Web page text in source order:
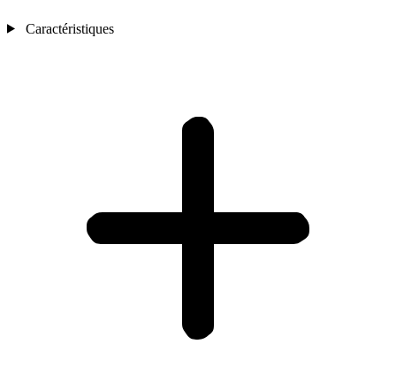
Caractéristiques